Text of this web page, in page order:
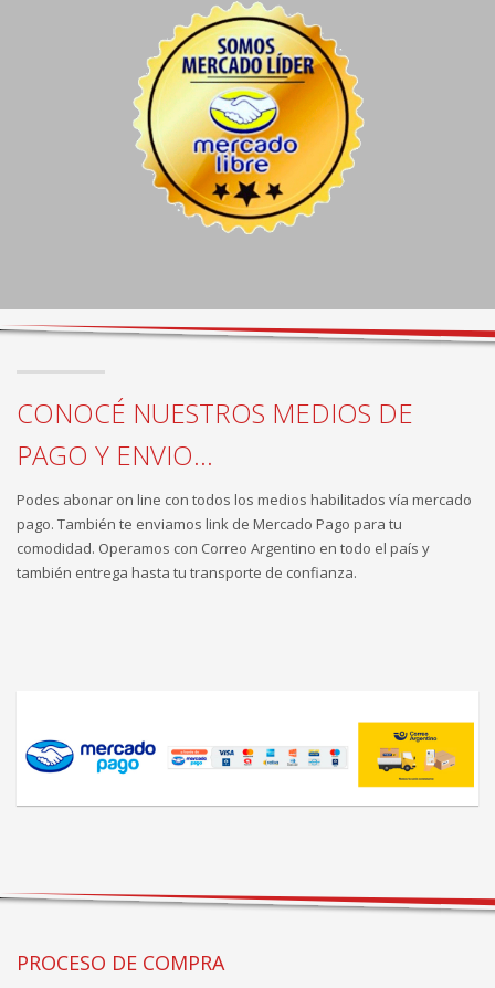
CONOCÉ NUESTROS MEDIOS DE
PAGO Y ENVIO...
Podes abonar on line con todos los medios habilitados vía mercado
pago. También te enviamos link de Mercado Pago para tu
comodidad. Operamos con Correo Argentino en todo el país y
también entrega hasta tu transporte de confianza.
PROCESO DE COMPRA